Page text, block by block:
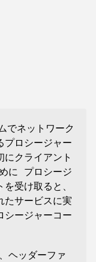
でネットワーク
プロシージャー
クライアント
に プロシージ
受け取ると、
たサービスに実
シージャーコー
ヘッダーファ